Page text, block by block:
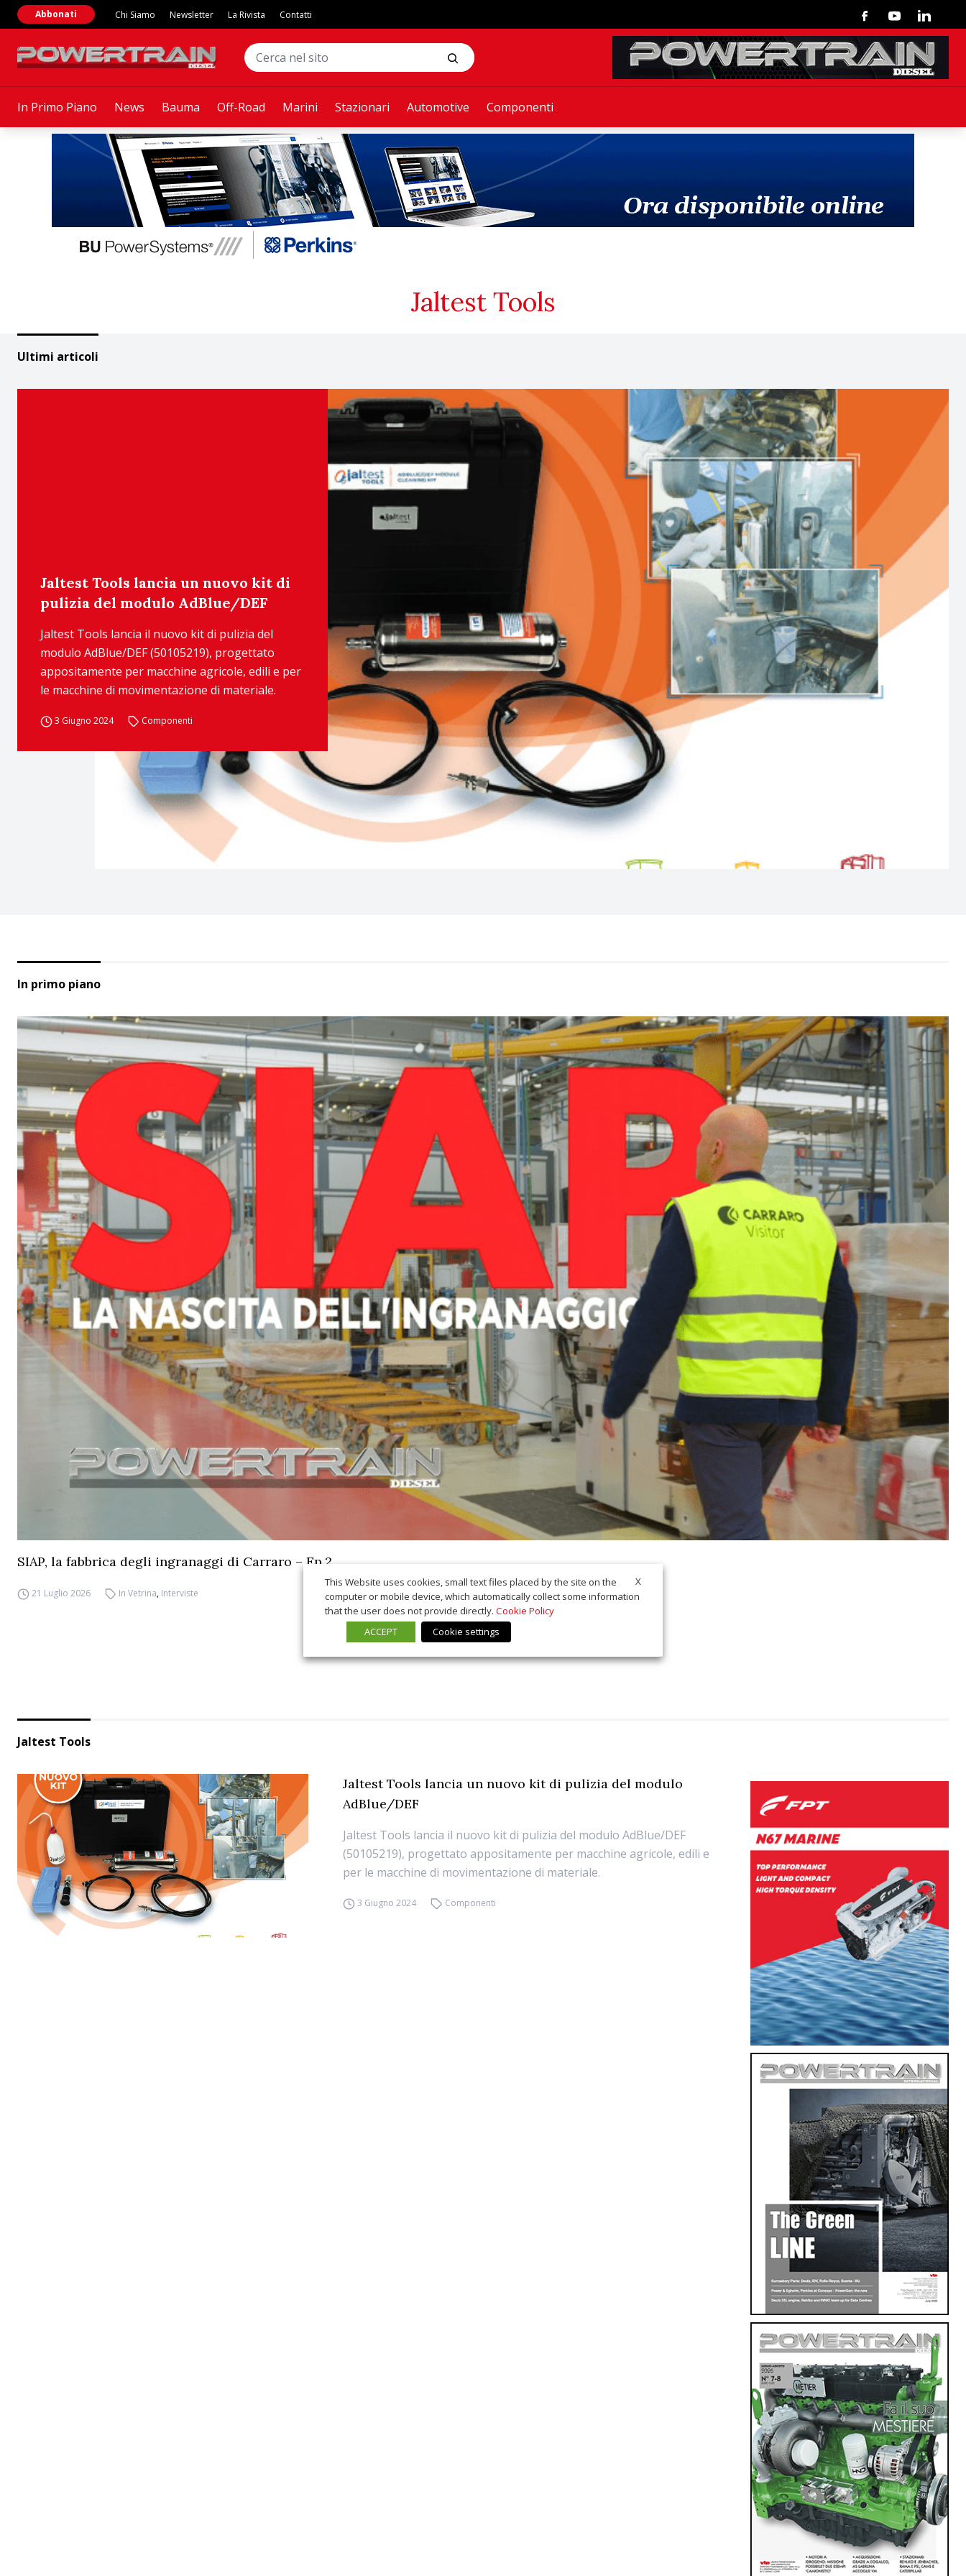
In Primo Piano News Bauma Off-Road Marini Stazionari Automotive Componenti
Abbonati Chi Siamo Newsletter La Rivista Contatti FacebookYoutubeLinkedin
Jaltest Tools
Ultimi articoli
Jaltest Tools lancia un nuovo kit di
pulizia del modulo AdBlue/DEF
Jaltest Tools lancia il nuovo kit di pulizia del
modulo AdBlue/DEF (50105219), progettato
appositamente per macchine agricole, edili e per
le macchine di movimentazione di materiale.
3 Giugno 2024 Componenti
In primo piano
SIAP, la fabbrica degli ingranaggi di Carraro – Ep.2
21 Luglio 2026 In Vetrina, Interviste
Jaltest Tools
Jaltest Tools lancia un nuovo kit di pulizia del modulo
AdBlue/DEF
Jaltest Tools lancia il nuovo kit di pulizia del modulo AdBlue/DEF
(50105219), progettato appositamente per macchine agricole, edili e
per le macchine di movimentazione di materiale.
3 Giugno 2024 Componenti
X
This Website uses cookies, small text files placed by the site on the
computer or mobile device, which automatically collect some information
that the user does not provide directly. Cookie Policy
ACCEPT
Cookie settings